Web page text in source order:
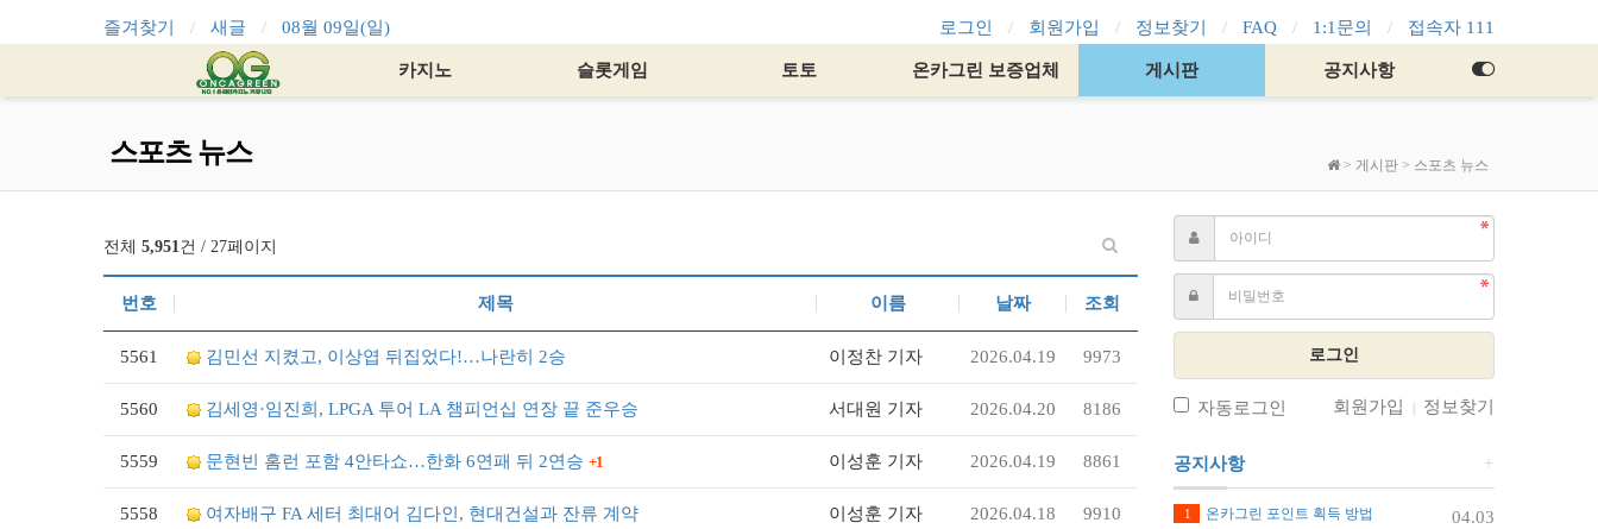
즐겨찾기 새글 08월 09일(일) 로그인 회원가입 정보찾기 FAQ 1:1문의 접속자 111
카지노 슬롯게임 토토 온카그린 보증업체 게시판 공지사항
스포츠 뉴스 > 게시판 > 스포츠 뉴스
전체 5,951건 / 27페이지
번호 제목 이름 날짜 조회
5561 김민선 지켰고, 이상엽 뒤집었다!…나란히 2승 이정찬 기자 2026.04.19 9973
5560 김세영·임진희, LPGA 투어 LA 챔피언십 연장 끝 준우승 서대원 기자 2026.04.20 8186
5559 문현빈 홈런 포함 4안타쇼…한화 6연패 뒤 2연승 +1 이성훈 기자 2026.04.19 8861
5558 여자배구 FA 세터 최대어 김다인, 현대건설과 잔류 계약 이성훈 기자 2026.04.18 9910
로그인
자동로그인 회원가입 | 정보찾기
+
공지사항
04.03
1 온카그린 포인트 획득 방법